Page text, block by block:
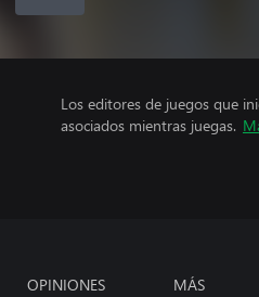
Los editores de juegos que
asociados mientras juegas.
OPINIONES MÁS